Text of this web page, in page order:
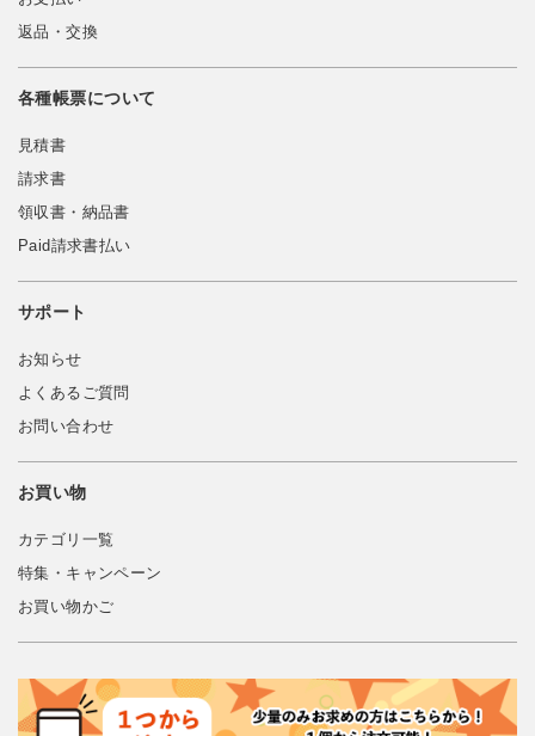
返品・交換
各種帳票について
見積書
請求書
領収書・納品書
Paid請求書払い
サポート
お知らせ
よくあるご質問
お問い合わせ
お買い物
カテゴリ一覧
特集・キャンペーン
お買い物かご